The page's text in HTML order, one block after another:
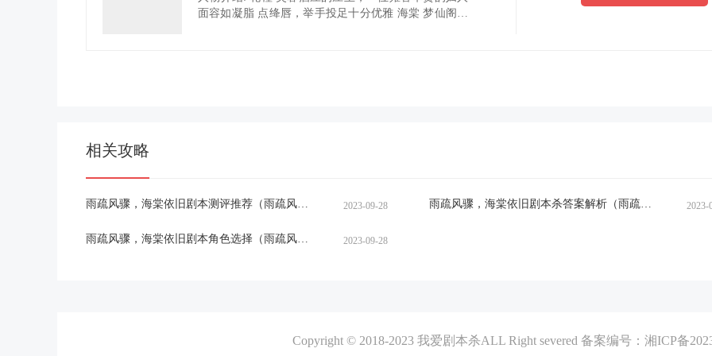
面容如凝脂 点绛唇，举手投足十分优雅 海棠 梦仙阁的
相关攻略
雨疏风骤，海棠依旧剧本测评推荐（雨疏风骤，海棠依旧剧本杀剧透） 2023-09-28 雨疏风骤，海棠依旧剧本杀答案解析（雨疏风骤，海棠依旧剧透故事复盘） 2023-
雨疏风骤，海棠依旧剧本角色选择（雨疏风骤，海棠依旧剧本杀真相剧透） 2023-09-28
Copyright © 2018-2023 我爱剧本杀ALL Right severed 备案编号： 湘ICP备